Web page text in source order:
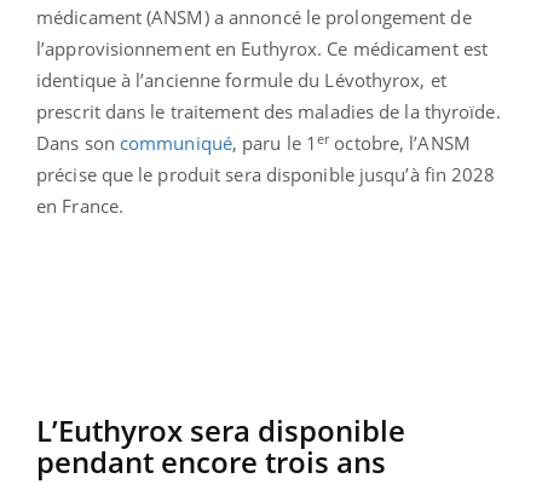
médicament (ANSM) a annoncé le prolongement de
l’approvisionnement en Euthyrox. Ce médicament est
identique à l’ancienne formule du Lévothyrox, et
prescrit dans le traitement des maladies de la thyroïde.
Dans son communiqué, paru le 1eroctobre, l’ANSM
précise que le produit sera disponible jusqu’à fin 2028
en France.
L’Euthyrox sera disponible
pendant encore trois ans